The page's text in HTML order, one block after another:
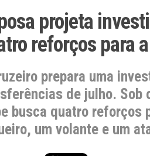
projeta
reforços para
prepara uma
de julho. Sob
busca quatro reforços
um volante e um